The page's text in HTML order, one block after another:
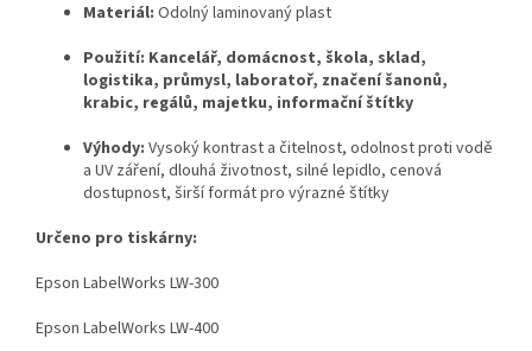
Materiál: Odolný laminovaný plast
Použití: Kancelář, domácnost, škola, sklad,
logistika, průmysl, laboratoř, značení šanonů,
krabic, regálů, majetku, informační štítky
Výhody: Vysoký kontrast a čitelnost, odolnost proti vodě
a UV záření, dlouhá životnost, silné lepidlo, cenová
dostupnost, širší formát pro výrazné štítky
Určeno pro tiskárny:
Epson LabelWorks LW-300
Epson LabelWorks LW-400